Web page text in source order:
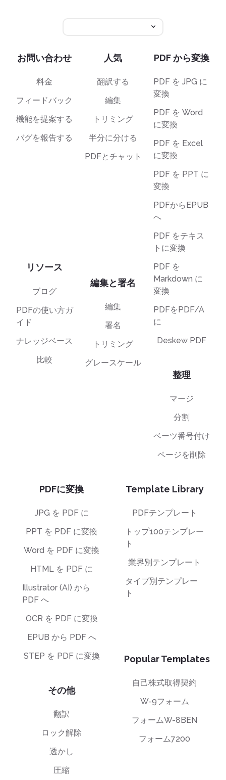
お問い合わせ
料金
フィードバック
機能を提案する
バグを報告する
リソース
ブログ
PDFの使い方ガ
イド
ナレッジベース
比較
人気
翻訳する
編集
トリミング
半分に分ける
PDFとチャット
編集と署名
編集
署名
トリミング
グレースケール
PDF から変換
PDF を JPG に
変換
PDF を Word
に変換
PDF を Excel
に変換
PDF を PPT に
変換
PDFからEPUB
へ
PDF をテキス
トに変換
PDF を
Markdown に
変換
PDFをPDF/A
に
Deskew PDF
整理
マージ
分割
ベーツ番号付け
ページを削除
PDFに変換
JPG を PDF に
PPT を PDF に変換
Word を PDF に変換
HTML を PDF に
Illustrator (AI) から
PDF へ
OCR を PDF に変換
EPUB から PDF へ
STEP を PDF に変換
その他
翻訳
ロック解除
透かし
圧縮
Template Library
PDFテンプレート
トップ100テンプレー
ト
業界別テンプレート
タイプ別テンプレー
ト
Popular Templates
自己株式取得契約
W-9フォーム
フォームW-8BEN
フォーム7200